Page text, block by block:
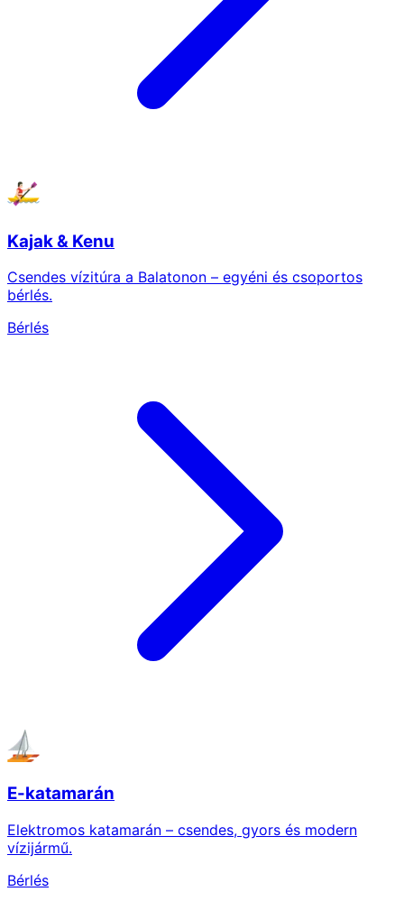
Kajak & Kenu
Csendes vízitúra a Balatonon – egyéni és csoportos
bérlés.
Bérlés
E-katamarán
Elektromos katamarán – csendes, gyors és modern
vízijármű.
Bérlés